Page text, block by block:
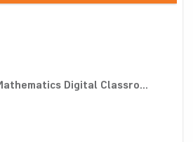
Digital Classro...